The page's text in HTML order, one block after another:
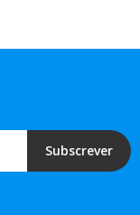
Subscrever